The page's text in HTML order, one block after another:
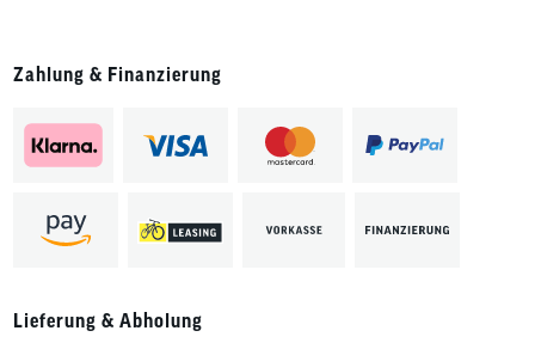
Zahlung & Finanzierung
Lieferung & Abholung